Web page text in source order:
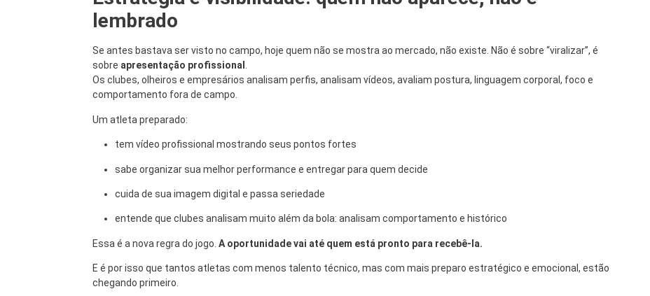
lembrado
Se antes bastava ser visto no campo, hoje quem não se mostra ao mercado, não existe. Não é sobre “viralizar”, é
sobre apresentação profissional .
Os clubes, olheiros e empresários analisam perfis, analisam vídeos, avaliam postura, linguagem corporal, foco e
comportamento fora de campo.
Um atleta preparado:
tem vídeo profissional mostrando seus pontos fortes
sabe organizar sua melhor performance e entregar para quem decide
cuida de sua imagem digital e passa seriedade
entende que clubes analisam muito além da bola: analisam comportamento e histórico
Essa é a nova regra do jogo. A oportunidade vai até quem está pronto para recebê-la.
E é por isso que tantos atletas com menos talento técnico, mas com mais preparo estratégico e emocional, estão
chegando primeiro.